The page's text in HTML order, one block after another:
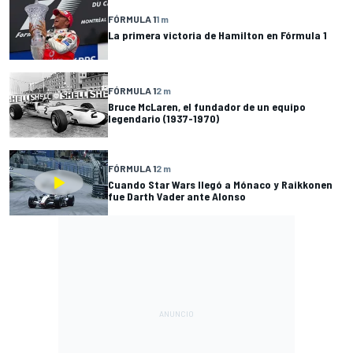
FÓRMULA 11 m
La primera victoria de Hamilton en Fórmula 1
FÓRMULA 12 m
Bruce McLaren, el fundador de un equipo
legendario (1937-1970)
FÓRMULA 12 m
Cuando Star Wars llegó a Mónaco y Raikkonen
fue Darth Vader ante Alonso